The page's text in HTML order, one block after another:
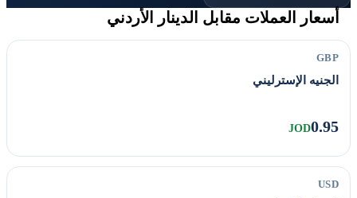
أسعار العملات مقابل الدينار الأردني
GBP
الجنيه الإسترليني
0.95
JOD
USD